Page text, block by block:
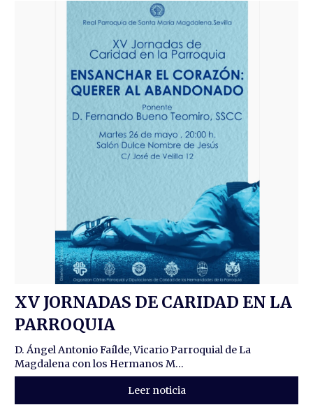
XV JORNADAS DE CARIDAD EN LA
PARROQUIA
D. Ángel Antonio Faílde, Vicario Parroquial de La
Magdalena con los Hermanos M...
Leer noticia